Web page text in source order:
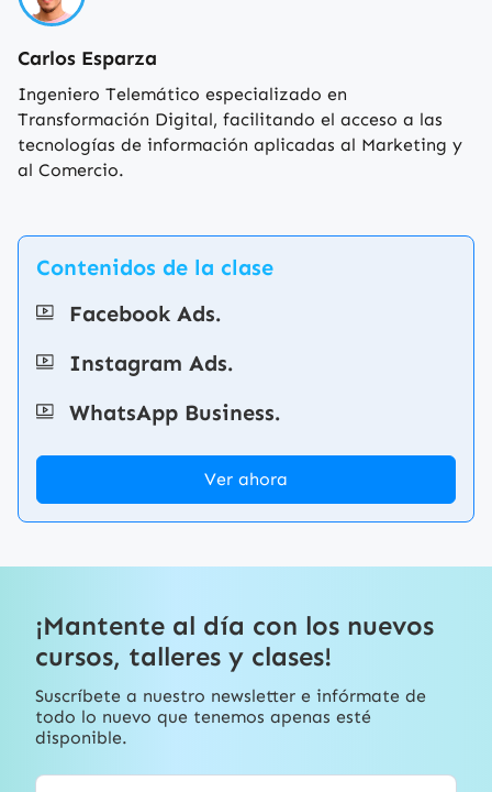
Carlos Esparza
Ingeniero Telemático especializado en
Transformación Digital, facilitando el acceso a las
tecnologías de información aplicadas al Marketing y
al Comercio.
Contenidos de la clase
Facebook Ads.
Instagram Ads.
WhatsApp Business.
Ver ahora
¡Mantente al día con los nuevos
cursos, talleres y clases!
Suscríbete a nuestro newsletter e infórmate de
todo lo nuevo que tenemos apenas esté
disponible.